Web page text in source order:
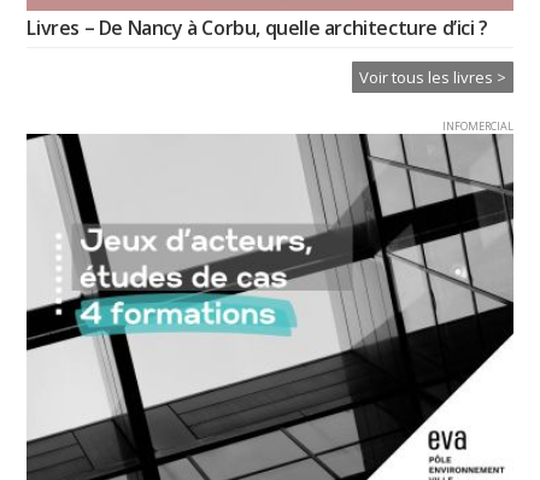
Livres – De Nancy à Corbu, quelle architecture d’ici ?
Voir tous les livres >
INFOMERCIAL